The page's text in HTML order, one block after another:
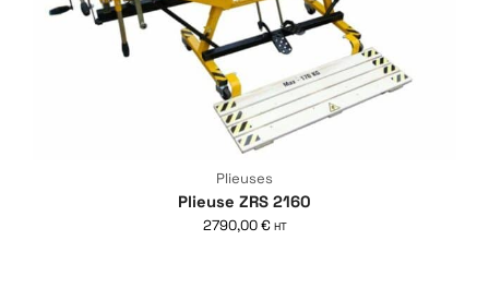
Plieuses
Plieuse ZRS 2160
2790,00€ HT